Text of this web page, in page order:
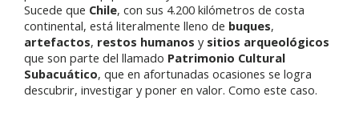
Sucede que Chile, con sus 4.200 kilómetros de costa
continental, está literalmente lleno de buques,
artefactos, restos humanos y sitios arqueológicos
que son parte del llamado Patrimonio Cultural
Subacuático, que en afortunadas ocasiones se logra
descubrir, investigar y poner en valor. Como este caso.